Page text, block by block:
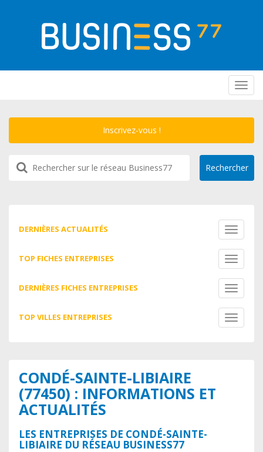
Inscrivez-vous !
DERNIÈRES ACTUALITÉS
Toggle
TOP FICHES ENTREPRISES
Toggle
DERNIÈRES FICHES ENTREPRISES
Toggle
TOP VILLES ENTREPRISES
Toggle
CONDÉ-SAINTE-LIBIAIRE
(77450) : INFORMATIONS ET
ACTUALITÉS
LES ENTREPRISES DE CONDÉ-SAINTE-
LIBIAIRE DU RÉSEAU BUSINESS77